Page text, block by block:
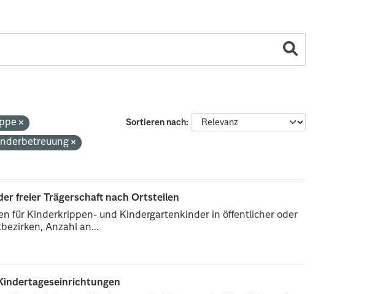
Sortieren nach
freier Trägerschaft nach Ortsteilen
für Kinderkrippen- und Kindergartenkinder in öffentlicher oder
Anzahl an...